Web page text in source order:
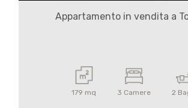
Appartamento in vendita a
179 mq 3 Camere 2